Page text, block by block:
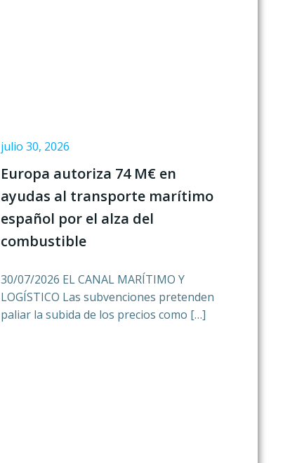
julio 30, 2026
Europa autoriza 74 M€ en
ayudas al transporte marítimo
español por el alza del
combustible
30/07/2026 EL CANAL MARÍTIMO Y
LOGÍSTICO Las subvenciones pretenden
paliar la subida de los precios como […]